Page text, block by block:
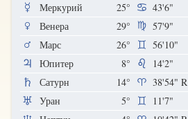
Меркурий
25°
43'6"
Венера
29°
57'9"
Марс
26°
56'10"
Юпитер
8°
14'2"
Сатурн
14° 38'54" R
Уран
5°
11'7"